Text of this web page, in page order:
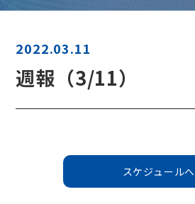
週報（3/11）
2022.03.11
スケジュールへ